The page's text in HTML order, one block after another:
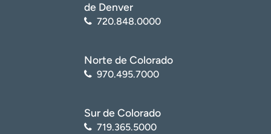
de Denver
720.848.0000
Norte de Colorado
970.495.7000
Sur de Colorado
719.365.5000